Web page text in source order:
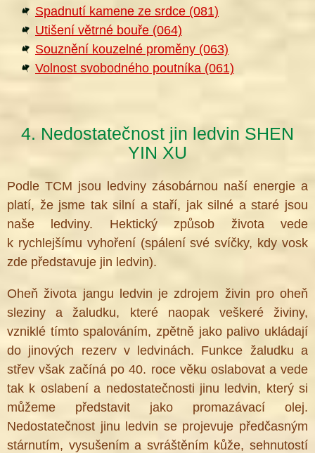
Spadnutí kamene ze srdce (081)
Utišení větrné bouře (064)
Souznění kouzelné proměny (063)
Volnost svobodného poutníka (061)
4. Nedostatečnost jin ledvin SHEN
YIN XU
Podle TCM jsou ledviny zásobárnou naší energie a
platí, že jsme tak silní a staří, jak silné a staré jsou
naše ledviny. Hektický způsob života vede
k rychlejšímu vyhoření (spálení své svíčky, kdy vosk
zde představuje jin ledvin).
Oheň života jangu ledvin je zdrojem živin pro oheň
sleziny a žaludku, které naopak veškeré živiny,
vzniklé tímto spalováním, zpětně jako palivo ukládají
do jinových rezerv v ledvinách. Funkce žaludku a
střev však začíná po 40. roce věku oslabovat a vede
tak k oslabení a nedostatečnosti jinu ledvin, který si
můžeme představit jako promazávací olej.
Nedostatečnost jinu ledvin se projevuje předčasným
stárnutím, vysušením a svráštěním kůže, sehnutostí